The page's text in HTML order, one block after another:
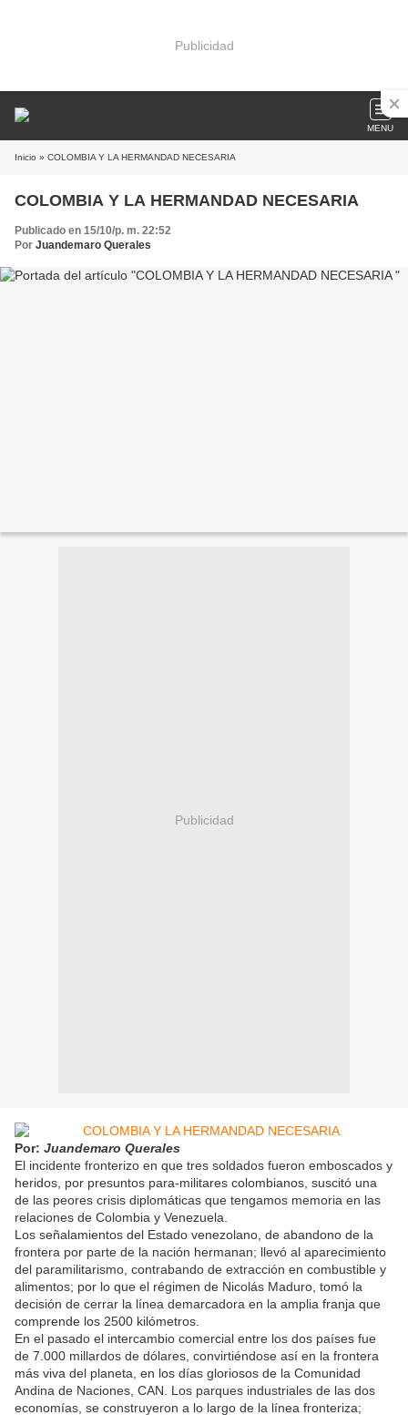
Publicidad
MENU
Inicio » COLOMBIA Y LA HERMANDAD NECESARIA
COLOMBIA Y LA HERMANDAD NECESARIA
Publicado en 15/10/p. m. 22:52
Por Juandemaro Querales
Publicidad
Por: Juandemaro Querales
El incidente fronterizo en que tres soldados fueron emboscados y
heridos, por presuntos para-militares colombianos, suscitó una
de las peores crisis diplomáticas que tengamos memoria en las
relaciones de Colombia y Venezuela.
Los señalamientos del Estado venezolano, de abandono de la
frontera por parte de la nación hermanan; llevó al aparecimiento
del paramilitarismo, contrabando de extracción en combustible y
alimentos; por lo que el régimen de Nicolás Maduro, tomó la
decisión de cerrar la línea demarcadora en la amplia franja que
comprende los 2500 kilómetros.
En el pasado el intercambio comercial entre los dos países fue
de 7.000 millardos de dólares, convirtiéndose así en la frontera
más viva del planeta, en los días gloriosos de la Comunidad
Andina de Naciones, CAN. Los parques industriales de las dos
economías, se construyeron a lo largo de la línea fronteriza;